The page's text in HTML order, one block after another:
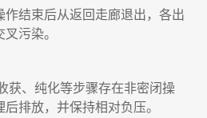
作结束后从返回走廊退出 ， 各出
污染。
获、纯化等步骤存在非密闭操
排放，并保持相对负压。